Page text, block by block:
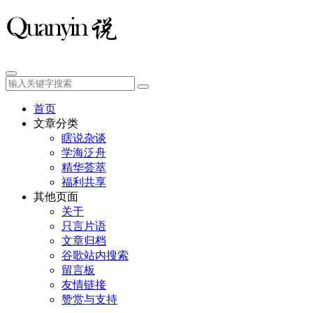
首页
文章分类
瞎说杂谈
学海泛舟
精华荟萃
福利共享
其他页面
关于
只言片语
文章归档
谷歌站内搜索
留言板
友情链接
赞赏与支持